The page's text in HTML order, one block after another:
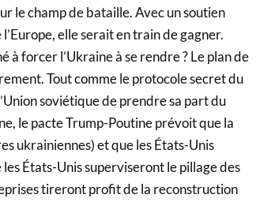
le champ de bataille. Avec un soutien
elle serait en train de gagner.
forcer l’Ukraine à se rendre ? Le plan de
Tout comme le protocole secret du
soviétique de prendre sa part du
le pacte Trump-Poutine prévoit que la
ukrainiennes) et que les États-Unis
États-Unis superviseront le pillage des
tireront profit de la reconstruction